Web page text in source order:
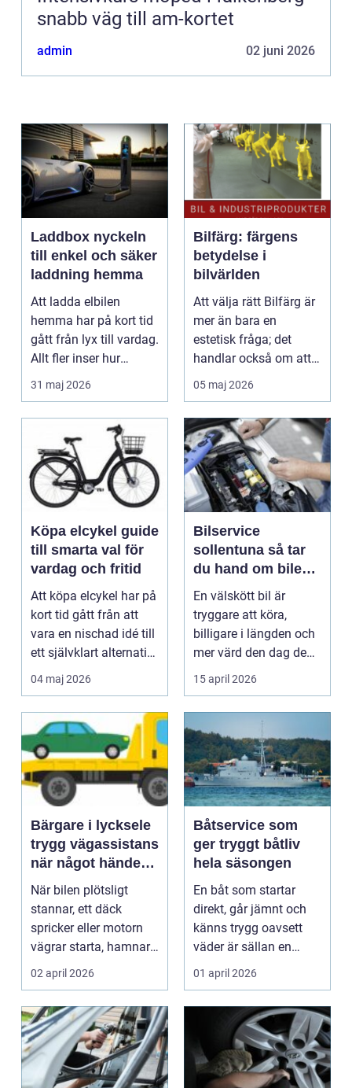
snabb väg till am-kortet
admin 02 juni 2026
Laddbox nyckeln
till enkel och säker
laddning hemma
Att ladda elbilen
hemma har på kort tid
gått från lyx till vardag.
Allt fler inser hur
smidigt det ä...
31 maj 2026
Bilfärg: färgens
betydelse i
bilvärlden
Att välja rätt Bilfärg är
mer än bara en
estetisk fråga; det
handlar också om att
förstå hur val av ...
05 maj 2026
Köpa elcykel guide
till smarta val för
vardag och fritid
Att köpa elcykel har på
kort tid gått från att
vara en nischad idé till
ett självklart alternativ
fö...
04 maj 2026
Bilservice
sollentuna så tar
du hand om bilen
på rätt sätt
En välskött bil är
tryggare att köra,
billigare i längden och
mer värd den dag den
ska säljas. Många...
15 april 2026
Bärgare i lycksele
trygg vägassistans
när något händer
på vägen
När bilen plötsligt
stannar, ett däck
spricker eller motorn
vägrar starta, hamnar
många i samma läge...
02 april 2026
Båtservice som
ger tryggt båtliv
hela säsongen
En båt som startar
direkt, går jämnt och
känns trygg oavsett
väder är sällan en
slump. Bakom varje
01 april 2026